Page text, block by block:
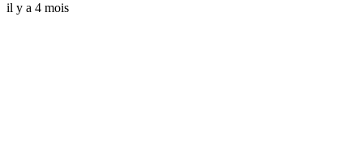
il y a 4 mois